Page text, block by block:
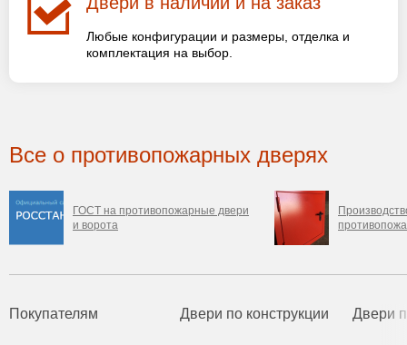
Любые конфигурации и размеры, отделка и
комплектация на выбор.
Все о противопожарных дверях
ГОСТ на противопожарные двери
и ворота
Покупателям Двери по конструкции Двери